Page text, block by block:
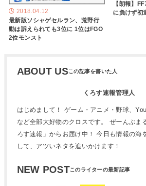
2018.04.12
最新版ソシャゲセルラン、荒野行
動は訴えられても3位に 1位はFGO
2位モンスト
【朗報】
に負けず初
ABOUT US
くろす速報管理人
はじめまして！ ゲーム・アニメ・野球、
など全部大好物のクロスです。 ぜーんぶま
ろす速報」からお届け中！ 今日も情報の海
して、アツいネタを追いかけます！
NEW POST